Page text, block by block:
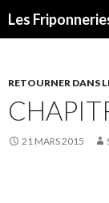
Les
RETOURNER DANS
21 MARS 2015